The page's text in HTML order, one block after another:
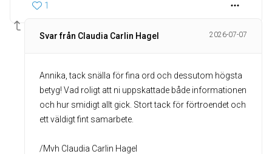
1
Svar från Claudia Carlin Hagel 2026-07-07
Annika, tack snälla för fina ord och dessutom högsta
betyg! Vad roligt att ni uppskattade både informationen
och hur smidigt allt gick. Stort tack för förtroendet och
ett väldigt fint samarbete.
/Mvh Claudia Carlin Hagel